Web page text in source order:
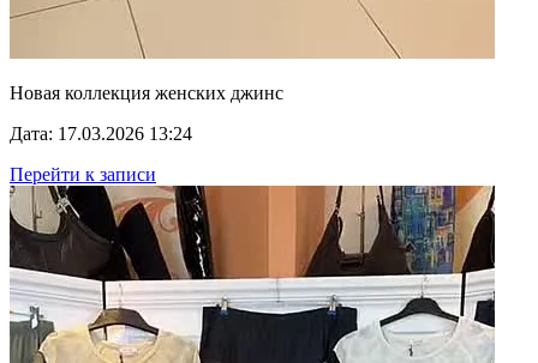
Новая коллекция женских джинс
Дата: 17.03.2026 13:24
Перейти к записи